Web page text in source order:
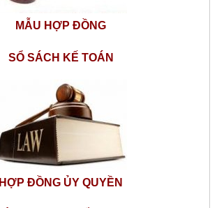
MẪU HỢP ĐỒNG
SỔ SÁCH KẾ TOÁN
HỢP ĐỒNG ỦY QUYỀN